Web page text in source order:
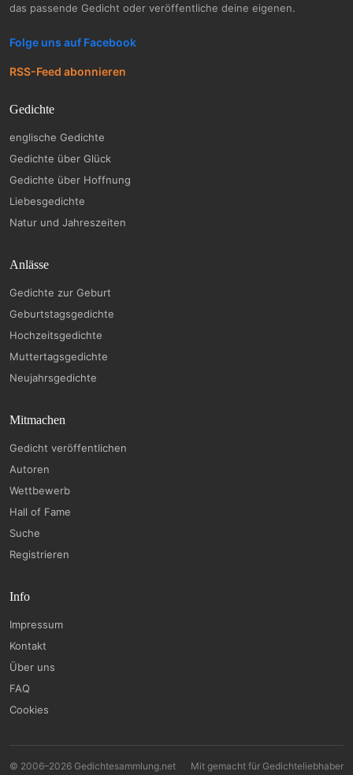
das passende Gedicht oder veröffentliche deine eigenen.
Folge uns auf Facebook
RSS-Feed abonnieren
Gedichte
englische Gedichte
Gedichte über Glück
Gedichte über Hoffnung
Liebesgedichte
Natur und Jahreszeiten
Anlässe
Gedichte zur Geburt
Geburtstagsgedichte
Hochzeitsgedichte
Muttertagsgedichte
Neujahrsgedichte
Mitmachen
Gedicht veröffentlichen
Autoren
Wettbewerb
Hall of Fame
Suche
Registrieren
Info
Impressum
Kontakt
Über uns
FAQ
Cookies
© 2006–2026 Gedichtesammlung.net Mit gemacht für Gedichteliebhaber